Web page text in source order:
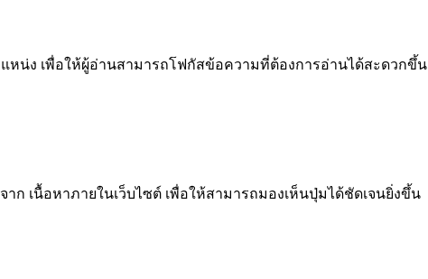
หน่ง เพื่อให้ผู้อ่านสามารถโฟกัสข้อความที่ต้องการอ่านได้สะดวกขึ้น
ก เนื้อหาภายในเว็บไซต์ เพื่อให้สามารถมองเห็นปุ่มได้ชัดเจนยิ่งขึ้น